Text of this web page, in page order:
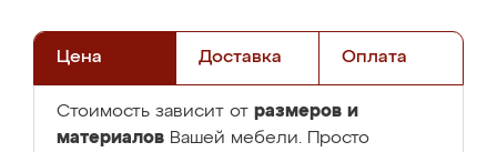
Цена Доставка Оплата
Стоимость зависит от размеров и
материалов Вашей мебели. Просто